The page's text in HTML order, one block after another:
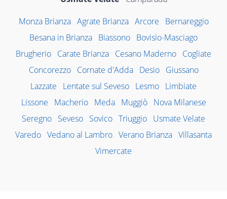
Monza Brianza Agrate Brianza Arcore
Bernareggio
Besana in Brianza Biassono Bovisio-Masciago
Brugherio Carate Brianza Cesano Maderno Cogliate
Concorezzo
Cornate d'Adda Desio
Giussano
Lazzate
Lentate sul Seveso Lesmo Limbiate
Lissone
Macherio Meda Muggiò
Nova Milanese
Seregno Seveso Sovico Triuggio Usmate Velate
Varedo Vedano al Lambro Verano Brianza Villasanta
Vimercate